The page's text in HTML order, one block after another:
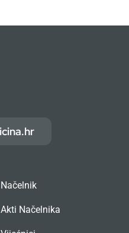
Načelnik
Akti Načelnika